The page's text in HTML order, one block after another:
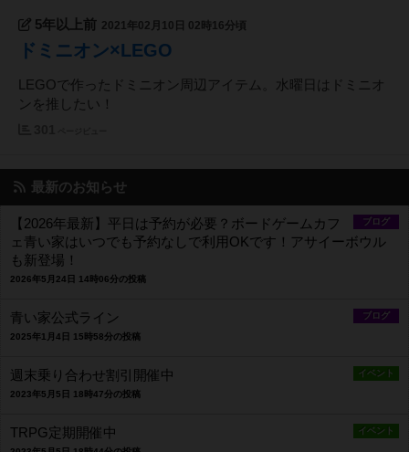
5年以上前 2021年02月10日 02時16分頃
ドミニオン×LEGO
LEGOで作ったドミニオン周辺アイテム。水曜日はドミニオ
ンを推したい！
最新のお知らせ
ブログ
【2026年最新】平日は予約が必要？ボードゲームカフ
ェ青い家はいつでも予約なしで利用OKです！アサイーボウル
も新登場！
2026年5月24日 14時06分の投稿
ブログ
青い家公式ライン
2025年1月4日 15時58分の投稿
イベント
週末乗り合わせ割引開催中
2023年5月5日 18時47分の投稿
イベント
TRPG定期開催中